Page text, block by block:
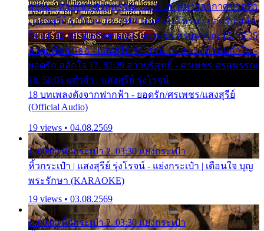
ธรรม - ศรเพชร ศรสุพรรณ 12. 35:26 ทหารอากาศขาดรัก
- แสงสุรีย์ รุ่งโรจน์ 13. 39:01 คนหัวใจโทรม - ยอดรัก สลัก
ใจ 14. 42:49 ไอ้หวังตายแน่ - ศรเพชร ศรสุพรรณ 15. 46:35
ธาตุแท้ของเธอ - แสงสุรีย์ รุ่งโรจน์ 16. 49:57 กำนันกำใน -
ยอดรัก สลักใจ 17. 52:29 สาวบริสุทธิ์ - ศรเพชร ศรสุพรรณ
18. 56:05 แต๋วจ๋า - แสงสุรีย์ รุ่งโรจน์
18 บทเพลงดังจากฟากฟ้า - ยอดรัก/ศรเพชร/แสงสุรีย์
(Official Audio)
19 views • 04.08.2569
1. 00:00 หิ้วกระเป๋า 2. 03:30 แย่งกระเป๋า
หิ้วกระเป๋า | แสงสุรีย์ รุ่งโรจน์ - แย่งกระเป๋า | เตือนใจ บุญ
พระรักษา (KARAOKE)
19 views • 03.08.2569
1. 00:00 หิ้วกระเป๋า 2. 03:30 แย่งกระเป๋า